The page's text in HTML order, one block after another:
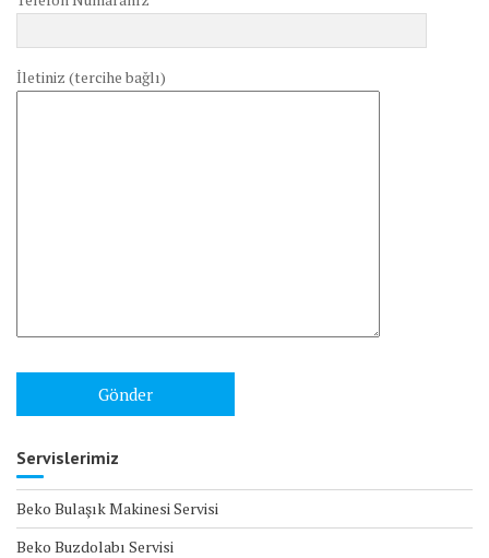
İletiniz (tercihe bağlı)
Servislerimiz
Beko Bulaşık Makinesi Servisi
Beko Buzdolabı Servisi